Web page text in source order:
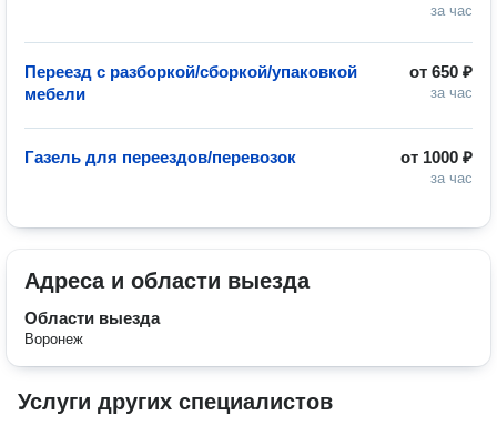
за час
от 650 ₽
за час
Переезд с разборкой/сборкой/упаковкой
мебели
от 1000 ₽
за час
Газель для переездов/перевозок
Адреса и области выезда
Области выезда
Воронеж
Услуги других специалистов